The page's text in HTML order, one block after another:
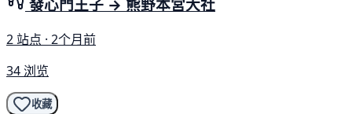
發心門王子 → 熊野本宮大社
2 站点 · 2个月前
34 浏览
收藏